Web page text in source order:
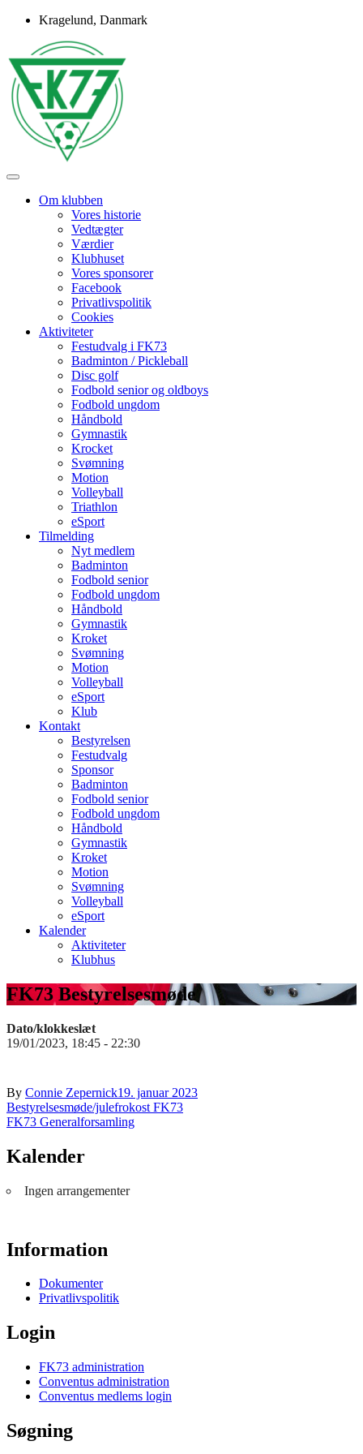
Skip
content
Kragelund, Danmark
FK73
Om klubben
Vores historie
Vedtægter
Værdier
Klubhuset
Vores sponsorer
Facebook
Privatlivspolitik
Cookies
Aktiviteter
Festudvalg i FK73
Badminton / Pickleball
Disc golf
Fodbold senior og oldboys
Fodbold ungdom
Håndbold
Gymnastik
Krocket
Svømning
Motion
Volleyball
Triathlon
eSport
Tilmelding
Nyt medlem
Badminton
Fodbold senior
Fodbold ungdom
Håndbold
Gymnastik
Kroket
Svømning
Motion
Volleyball
eSport
Klub
Kontakt
Bestyrelsen
Festudvalg
Sponsor
Badminton
Fodbold senior
Fodbold ungdom
Håndbold
Gymnastik
Kroket
Motion
Svømning
Volleyball
eSport
Kalender
Aktiviteter
Klubhus
FK73 Bestyrelsesmøde
Dato/klokkeslæt
19/01/2023, 18:45 - 22:30
By Connie Zepernick19. januar 2023
Indlægsnavigation
Bestyrelsesmøde/julefrokost FK73
FK73 Generalforsamling
Kalender
Ingen arrangementer
Information
Dokumenter
Privatlivspolitik
Login
FK73 administration
Conventus administration
Conventus medlems login
Søgning